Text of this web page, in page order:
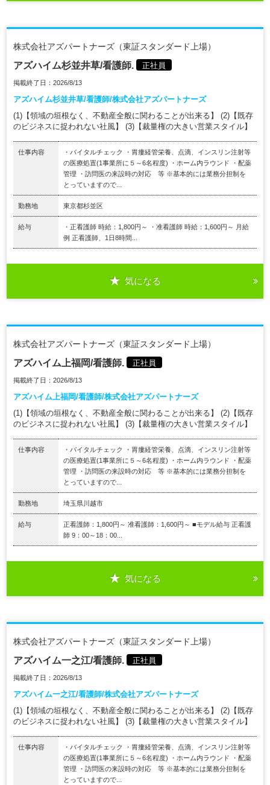
株式会社アズパートナーズ（東証スタンダード上場）
アズハイム杉並井草/看護師. 正社員
掲載終了日：2026/8/13
アズハイム杉並井草/看護師/株式会社アズパートナーズ
(1)【領域の垣根なく、不動産全般に関わることが出来る】 (2)【既存
のビジネスに捉われない社風】 (3)【裁量権の大きい営業スタイル】
仕事内容
・バイタルチェック ・胃瘻経管栄養、点滴、インスリン注射等
の医療処置(1事業所に５～6名程度) ・ホーム内ラウンド ・配薬
管理 ・訪問医の来設時の対応 等 ※基本的には業務分担制を
とっていますので...
勤務地 東京都杉並区
給与
・正看護師 時給：1,800円～ ・准看護師 時給：1,600円～ 月給
例 正看護師、1日8時間...
気になる
株式会社アズパートナーズ（東証スタンダード上場）
アズハイム上福岡/看護師. 正社員
掲載終了日：2026/8/13
アズハイム上福岡/看護師/株式会社アズパートナーズ
(1)【領域の垣根なく、不動産全般に関わることが出来る】 (2)【既存
のビジネスに捉われない社風】 (3)【裁量権の大きい営業スタイル】
仕事内容
・バイタルチェック ・胃瘻経管栄養、点滴、インスリン注射等
の医療処置(1事業所に５～6名程度) ・ホーム内ラウンド ・配薬
管理 ・訪問医の来設時の対応 等 ※基本的には業務分担制を
とっていますので...
勤務地 埼玉県川越市
給与
正看護師：1,800円～ 准看護師：1,600円～ ■モデル給与 正看護
師 9：00～18：00...
気になる
株式会社アズパートナーズ（東証スタンダード上場）
アズハイム一之江/看護師. 正社員
掲載終了日：2026/8/13
アズハイム一之江/看護師/株式会社アズパートナーズ
(1)【領域の垣根なく、不動産全般に関わることが出来る】 (2)【既存
のビジネスに捉われない社風】 (3)【裁量権の大きい営業スタイル】
仕事内容
・バイタルチェック ・胃瘻経管栄養、点滴、インスリン注射等
の医療処置(1事業所に５～6名程度) ・ホーム内ラウンド ・配薬
管理 ・訪問医の来設時の対応 等 ※基本的には業務分担制を
とっていますので...